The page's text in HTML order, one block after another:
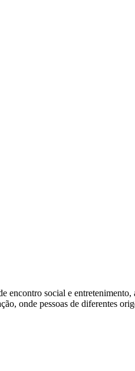
encontro social e
onde pessoas de diferentes